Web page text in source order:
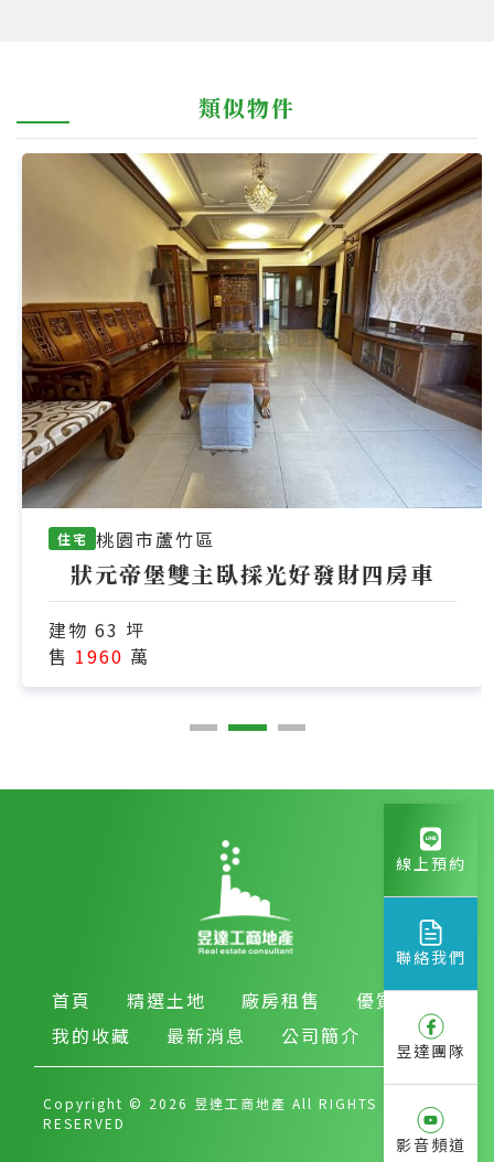
類似物件
住宅 桃園市蘆竹區
狀元帝堡雙主臥採光好發財四房車
建物 63 坪
售 1960 萬
首頁 精選土地 廠房租售
優質房產
我的收藏
最新消息 公司簡介
Copyright © 2026 昱達工商地產 All RIGHTS
RESERVED
線上預約
聯絡我們
昱達團隊
影音頻道